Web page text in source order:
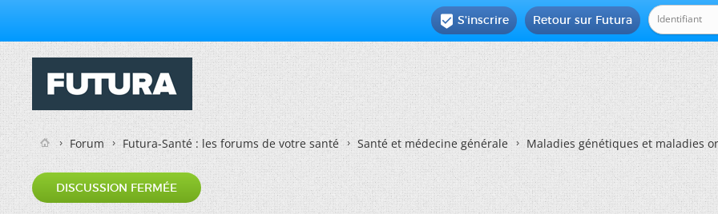
Retour sur Futura
 S'inscrire
Forum Futura-Santé : les forums de votre santé Santé et médecine générale Maladies génétiques et maladies
DISCUSSION FERMÉE